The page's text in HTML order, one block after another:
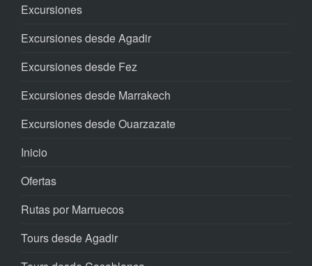
Excursiones
Excursiones desde Agadir
Excursiones desde Fez
Excursiones desde Marrakech
Excursiones desde Ouarzazate
Inicio
Ofertas
Rutas por Marruecos
Tours desde Agadir